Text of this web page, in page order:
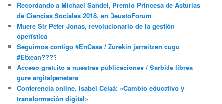
Recordando a Michael Sandel, Premio Princesa de Asturias
de Ciencias Sociales 2018, en DeustoForum
Muere Sir Peter Jonas, revolucionario de la gestión
operística
Seguimos contigo #EnCasa / Zurekin jarraitzen dugu
#Etxean????
Acceso gratuito a nuestras publicaciones / Sarbide librea
gure argitalpenetara
Conferencia online. Isabel Celaá: «Cambio educativo y
transformación digital»